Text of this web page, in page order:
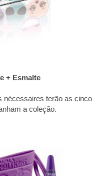
+ Esmalte
terão as cinco
a coleção.